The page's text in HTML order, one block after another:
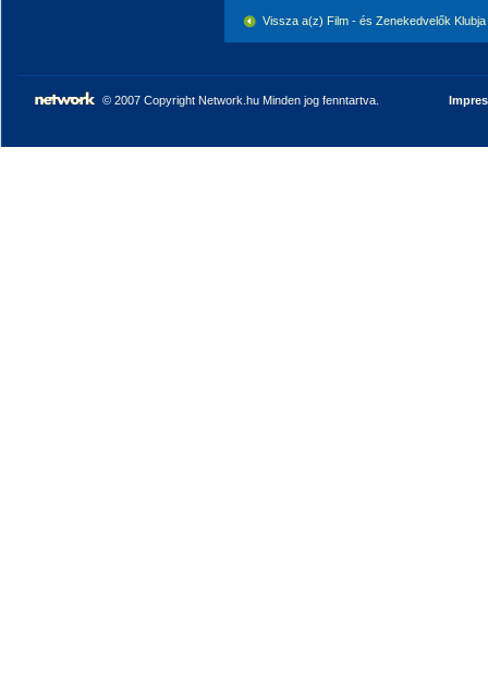
Vissza a(z) Film - és Zenekedvelők
© 2007 Copyright Network.hu Minden jog fenntartva.